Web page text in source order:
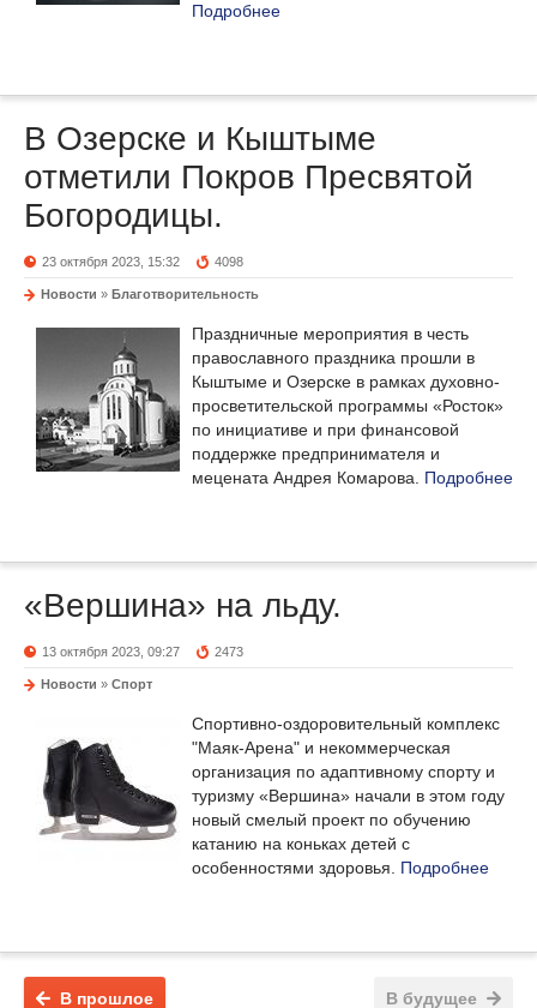
Подробнее
В Озерске и Кыштыме
отметили Покров Пресвятой
Богородицы.
23 октября 2023, 15:32 4098
Новости » Благотворительность
Праздничные мероприятия в честь
православного праздника прошли в
Кыштыме и Озерске в рамках духовно-
просветительской программы «Росток»
по инициативе и при финансовой
поддержке предпринимателя и
мецената Андрея Комарова. Подробнее
«Вершина» на льду.
13 октября 2023, 09:27 2473
Новости » Спорт
Спортивно-оздоровительный комплекс
"Маяк-Арена" и некоммерческая
организация по адаптивному спорту и
туризму «Вершина» начали в этом году
новый смелый проект по обучению
катанию на коньках детей с
особенностями здоровья. Подробнее
В будущее
В прошлое